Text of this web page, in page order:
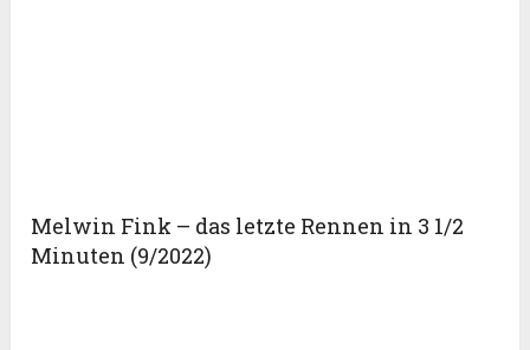
Melwin Fink – das letzte Rennen in 3 1/2
Minuten (9/2022)